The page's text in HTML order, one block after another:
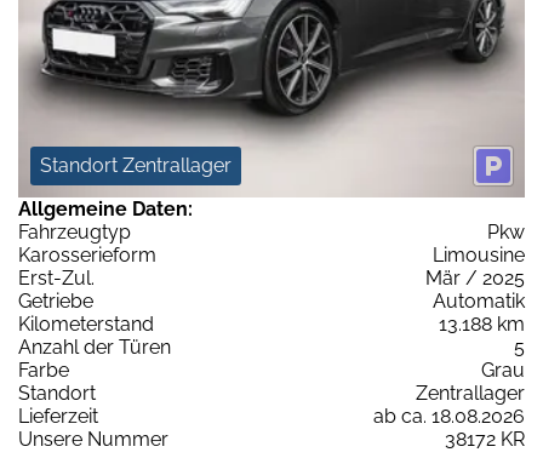
Standort Zentrallager
Allgemeine Daten:
Fahrzeugtyp
Pkw
Karosserieform
Limousine
Erst-Zul.
Mär / 2025
Getriebe
Automatik
Kilometerstand
13.188 km
Anzahl der Türen
5
Farbe
Grau
Standort
Zentrallager
Lieferzeit
ab ca. 18.08.2026
Unsere Nummer
38172 KR